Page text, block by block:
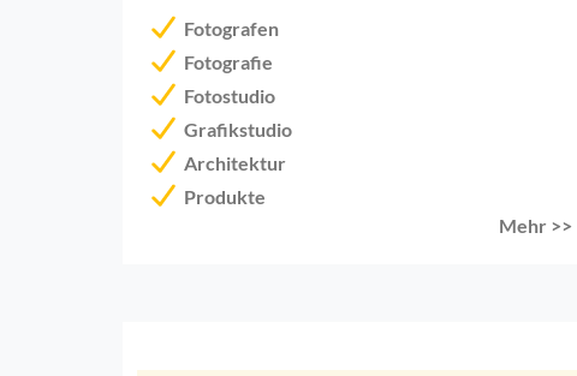
Fotografen
Fotografie
Fotostudio
Grafikstudio
Architektur
Produkte
Mehr >>